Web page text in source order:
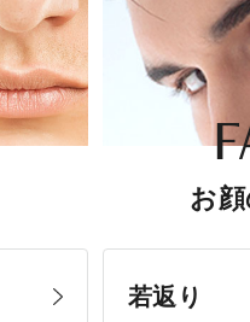
お
若返り